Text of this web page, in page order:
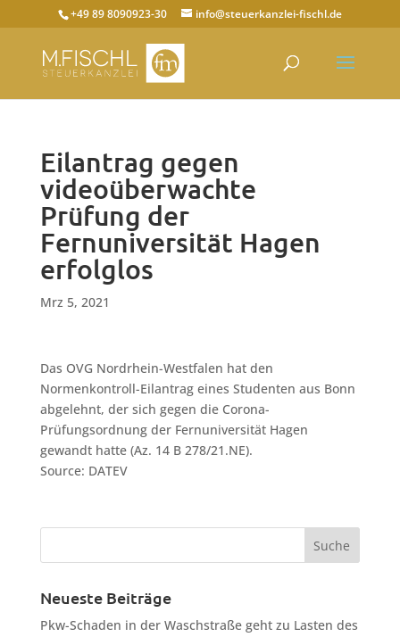
+49 89 8090923-30 info@steuerkanzlei-fischl.de
Eilantrag gegen
videoüberwachte
Prüfung der
Fernuniversität Hagen
erfolglos
Mrz 5, 2021
Das OVG Nordrhein-Westfalen hat den
Normenkontroll-Eilantrag eines Studenten aus Bonn
abgelehnt, der sich gegen die Corona-
Prüfungsordnung der Fernuniversität Hagen
gewandt hatte (Az. 14 B 278/21.NE).
Source: DATEV
Neueste Beiträge
Pkw-Schaden in der Waschstraße geht zu Lasten des